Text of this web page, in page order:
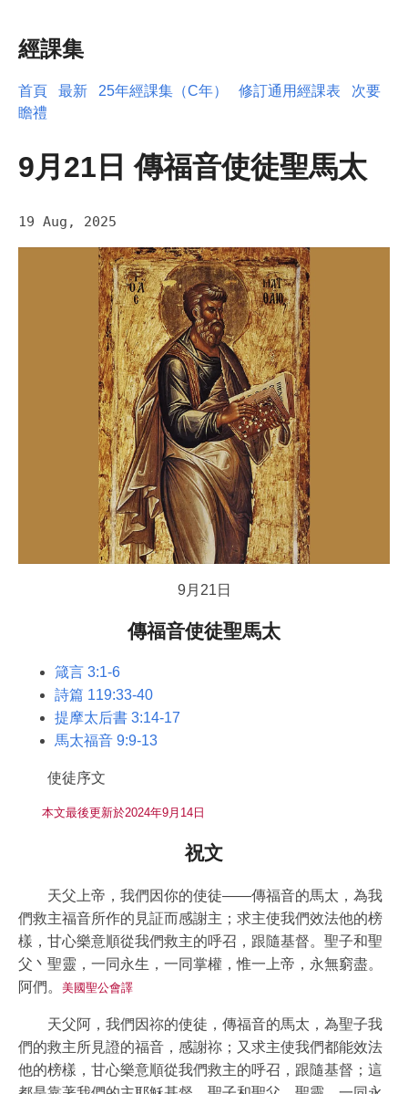
經課集
首頁 最新 25年經課集（C年） 修訂通用經課表
次要
瞻禮
9月21日 傳福音使徒聖馬太
19 Aug, 2025
9月21日
傳福音使徒聖馬太
箴言 3:1-6
詩篇 119:33-40
提摩太后書 3:14-17
馬太福音 9:9-13
使徒序文
本文最後更新於2024年9月14日
祝文
天父上帝，我們因你的使徒——傳福音的馬太，為我
們救主福音所作的見証而感謝主；求主使我們效法他的榜
樣，甘心樂意順從我們救主的呼召，跟隨基督。聖子和聖
父丶聖靈，一同永生，一同掌權，惟一上帝，永無窮盡。
阿們。 美國聖公會譯
天父阿，我們因祢的使徒，傳福音的馬太，為聖子我
們的救主所見證的福音，感謝祢；又求主使我們都能效法
他的榜樣，甘心樂意順從我們救主的呼召，跟隨基督；這